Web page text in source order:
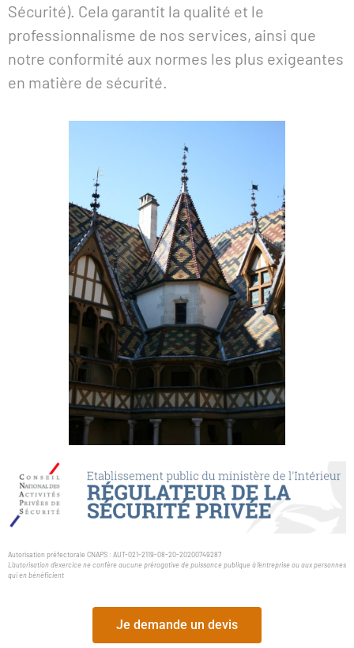
Sécurité). Cela garantit la qualité et le
professionnalisme de nos services, ainsi que
notre conformité aux normes les plus exigeantes
en matière de sécurité.
Autorisation préfectorale CNAPS : AUT-021-2119-08-20-20200749287
L’autorisation d’exercice ne confère aucune prérogativede puissance publique à l’entreprise ou aux personnes
qui en bénéficient
Je demande un devis